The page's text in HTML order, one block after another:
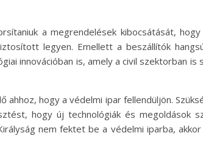
a megrendelések kibocsátását,
legyen. Emellett a beszállítók
innovációban is, amely a civil szektorban is
hogy a védelmi ipar fellendüljön.
hogy új technológiák és megoldások
nem fektet be a védelmi iparba,